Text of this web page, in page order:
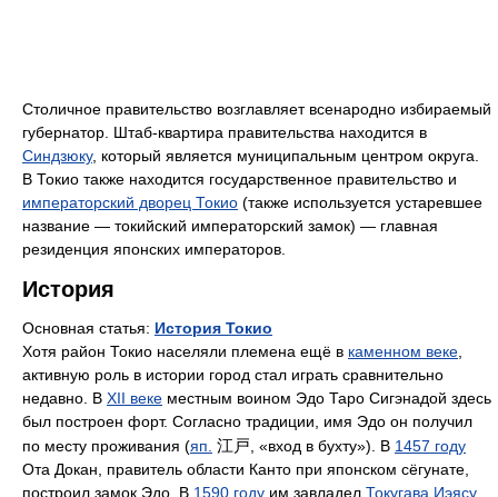
Столичное правительство возглавляет всенародно избираемый
губернатор. Штаб-квартира правительства находится в
Синдзюку, который является муниципальным центром округа.
В Токио также находится государственное правительство и
императорский дворец Токио (также используется устаревшее
название — токийский императорский замок) — главная
резиденция японских императоров.
История
Основная статья: История Токио
Хотя район Токио населяли племена ещё в каменном веке
активную роль в истории город стал играть сравнительно
недавно. В XII веке местным воином Эдо Таро Сигэнадой здесь
был построен форт. Согласно традиции, имя Эдо он получил
по месту проживания (яп. 江戸 , «вход в бухту»). В 1457 году
Ота Докан, правитель области Канто при японском сёгунате,
построил замок Эдо. В 1590 году им завладел Токугава Иэясу,